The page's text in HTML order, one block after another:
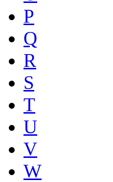
P
Q
R
S
T
U
V
W